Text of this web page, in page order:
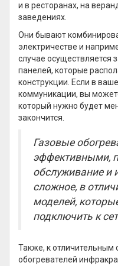
и в ресторанах, на
заведениях.
Они бывают
электричестве и
случае осуществляется
панелей, которые
конструкции. Если в
коммуникации, вы
который нужно будет
закончится.
Газовые
эффективными,
обслуживание и
сложное, в
моделей,
подключить к
Также, к отличительным
обогревателей